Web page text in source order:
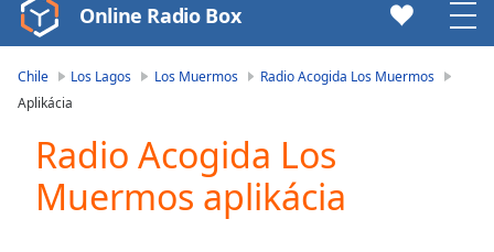
Video
Player
loading.
Video
Skip
Backward
Online Radio Box
Chile Los Lagos Los Muermos
Radio Acogida Los Muermos
Aplikácia
Radio Acogida Los
Muermos aplikácia